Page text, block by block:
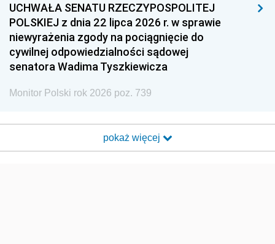
UCHWAŁA SENATU RZECZYPOSPOLITEJ
POLSKIEJ z dnia 22 lipca 2026 r. w sprawie
niewyrażenia zgody na pociągnięcie do
cywilnej odpowiedzialności sądowej
senatora Wadima Tyszkiewicza
Monitor Polski rok 2026 poz. 739
pokaż więcej